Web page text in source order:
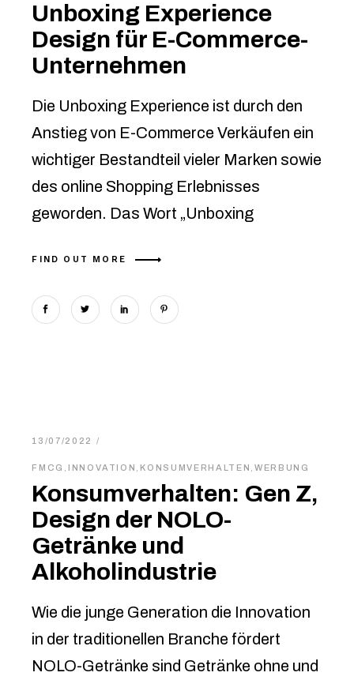
Unboxing Experience
Design für E-Commerce-
Unternehmen
Die Unboxing Experience ist durch den
Anstieg von E-Commerce Verkäufen ein
wichtiger Bestandteil vieler Marken sowie
des online Shopping Erlebnisses
geworden. Das Wort „Unboxing
FIND OUT MORE
13/07/2022
FMCG INNOVATION KONSUMVERHALTEN ,WERBUNG
Konsumverhalten: Gen Z,
Design der NOLO-
Getränke und
Alkoholindustrie
Wie die junge Generation die Innovation
in der traditionellen Branche fördert
NOLO-Getränke sind Getränke ohne und